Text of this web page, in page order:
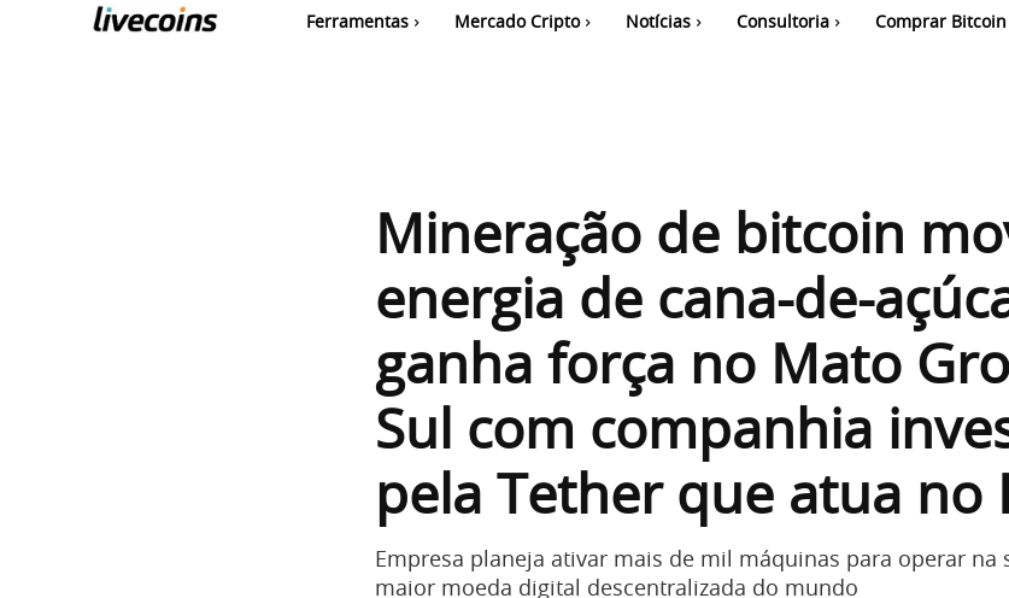
Ferramentas Mercado Cripto Notícias Consultoria Comprar Bitcoin
Mineração de bitcoin
energia de cana-de-
ganha força no Mato
Sul com companhia
pela Tether que atua no
Empresa planeja ativar mais de mil máquinas para operar na
maior moeda digital descentralizada do mundo